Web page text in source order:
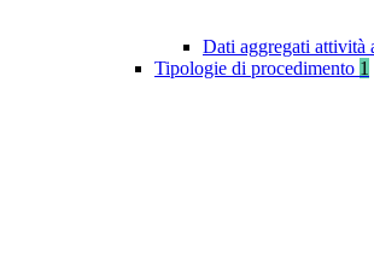
Dati aggregati attività
Tipologie di procedimento 1